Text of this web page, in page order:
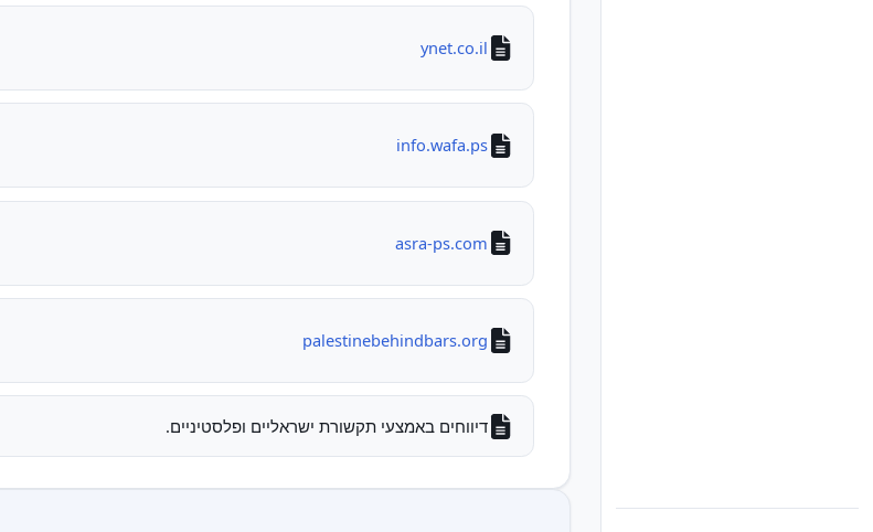
ynet.co.il
info.wafa.ps
asra-ps.com
palestinebehindbars.org
דיווחים באמצעי תקשורת ישראליים ופלסטיניים.